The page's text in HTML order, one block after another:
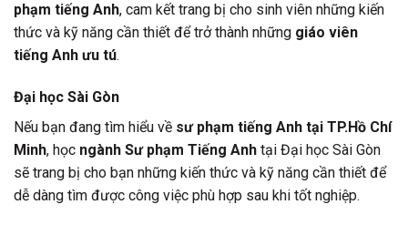
phạm tiếng Anh, cam kết trang bị cho sinh viên những kiến
thức và kỹ năng cần thiết để trở thành những giáo viên
tiếng Anh ưu tú.
Đại học Sài Gòn
Nếu bạn đang tìm hiểu về sư phạm tiếng Anh tại TP.Hồ Chí
Minh, học ngành Sư phạm Tiếng Anh tại Đại học Sài Gòn
sẽ trang bị cho bạn những kiến thức và kỹ năng cần thiết để
dễ dàng tìm được công việc phù hợp sau khi tốt nghiệp.